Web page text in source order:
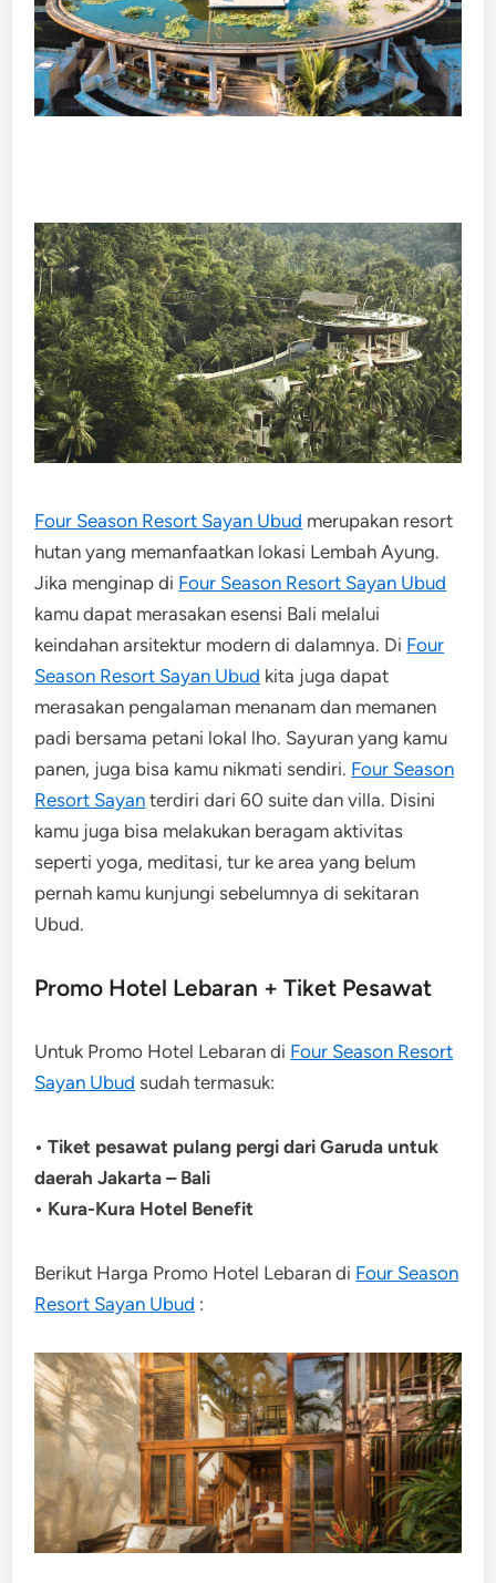
Four Season Resort Sayan Ubud merupakan resort
hutan yang memanfaatkan lokasi Lembah Ayung.
Jika menginap di Four Season Resort Sayan Ubud
kamu dapat merasakan esensi Bali melalui
keindahan arsitektur modern di dalamnya. Di Four
Season Resort Sayan Ubud kita juga dapat
merasakan pengalaman menanam dan memanen
padi bersama petani lokal lho. Sayuran yang kamu
panen, juga bisa kamu nikmati sendiri. Four Season
Resort Sayan terdiri dari 60 suite dan villa. Disini
kamu juga bisa melakukan beragam aktivitas
seperti yoga, meditasi, tur ke area yang belum
pernah kamu kunjungi sebelumnya di sekitaran
Ubud.
Promo Hotel Lebaran + Tiket Pesawat
Untuk Promo Hotel Lebaran di Four Season Resort
Sayan Ubud sudah termasuk:
• Tiket pesawat pulang pergi dari Garuda untuk
daerah Jakarta – Bali
• Kura-Kura Hotel Benefit
Berikut Harga Promo Hotel Lebaran di Four Season
Resort Sayan Ubud :